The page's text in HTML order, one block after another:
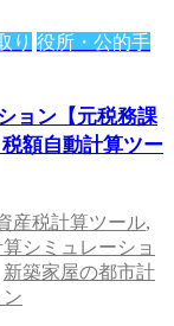
り 役所・公的手
ョン【元税務課
額自動計算ツー
産税計算ツール,
シミュレーショ
新築家屋の都市計